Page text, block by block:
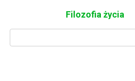
Filozofia życia
Search: